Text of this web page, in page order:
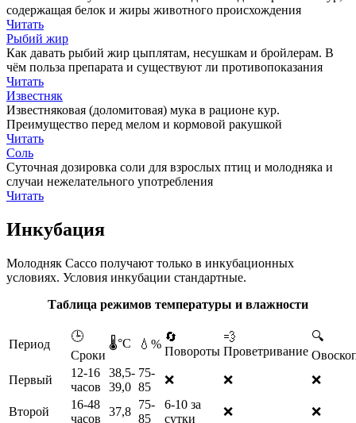
содержащая белок и жиры животного происхождения
Читать
Рыбий жир
Как давать рыбий жир цыплятам, несушкам и бройлерам. В
чём польза препарата и существуют ли противопоказания
Читать
Известняк
Известняковая (доломитовая) мука в рационе кур.
Преимущество перед мелом и кормовой ракушкой
Читать
Соль
Суточная дозировка соли для взрослых птиц и молодняка и
случаи нежелательного употребления
Читать
Инкубация
Молодняк Сассо получают только в инкубационных
условиях. Условия инкубации стандартные.
Таблица режимов температуры и влажности
Период
🕒
Сроки
🌡️°С 💧%
🔄
Повороты
💨
Проветривание
🔍
Первый
12-16
часов
38,5-
39,0
75-
85
❌ ❌ ❌
Второй
16-48
часов
37,8
75-
85
6-10 за
сутки
❌ ❌